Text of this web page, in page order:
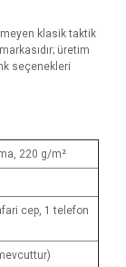
klasik taktik
üretim
seçenekleri
220 g/m²
cep, 1 telefon